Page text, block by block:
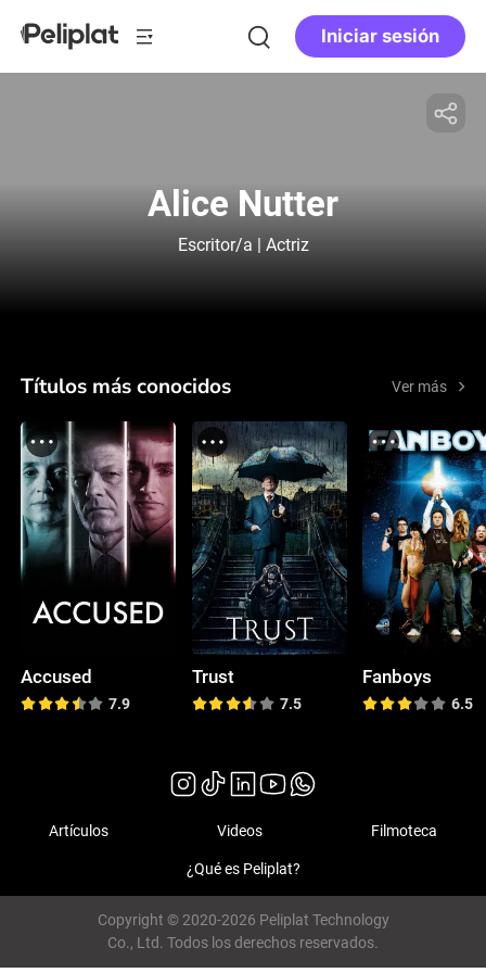
Iniciar sesión
Alice Nutter
Escritor/a | Actriz
Títulos más conocidos Ver más
Accused
7.9
Trust
7.5
Fanboys
6.5
Artículos Videos Filmoteca
¿Qué es Peliplat?
Copyright © 2020-2026 Peliplat Technology
Co., Ltd. Todos los derechos reservados.